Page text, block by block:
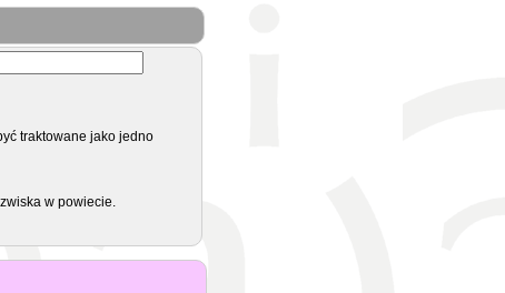
traktowane jako jedno
w powiecie.